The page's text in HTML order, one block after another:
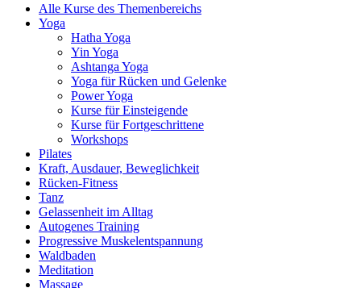
Alle Kurse des Themenbereichs
Yoga
Hatha Yoga
Yin Yoga
Ashtanga Yoga
Yoga für Rücken und Gelenke
Power Yoga
Kurse für Einsteigende
Kurse für Fortgeschrittene
Workshops
Pilates
Kraft, Ausdauer, Beweglichkeit
Rücken-Fitness
Tanz
Gelassenheit im Alltag
Autogenes Training
Progressive Muskelentspannung
Waldbaden
Meditation
Massage